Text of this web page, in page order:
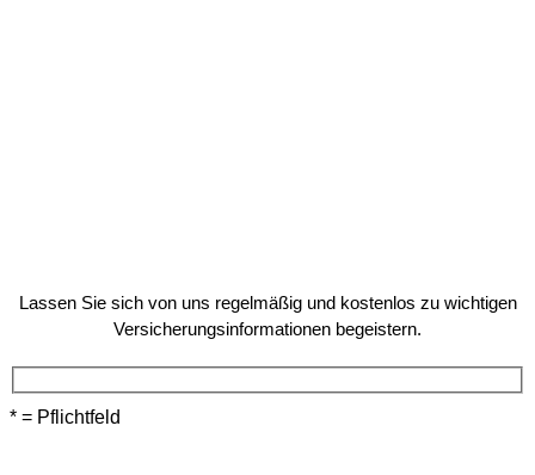
Lassen Sie sich von uns regelmäßig und kostenlos zu wichtigen
Versicherungsinformationen begeistern.
* = Pflichtfeld